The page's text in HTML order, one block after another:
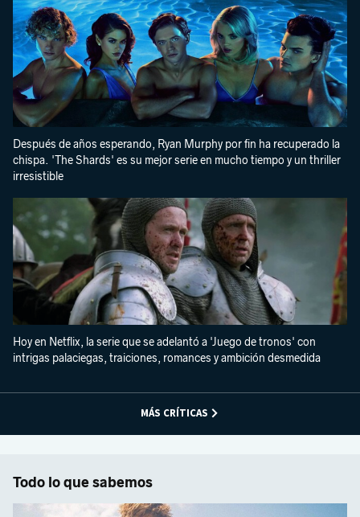
Después de años esperando, Ryan Murphy por fin ha recuperado la
chispa. 'The Shards' es su mejor serie en mucho tiempo y un thriller
irresistible
Hoy en Netflix, la serie que se adelantó a 'Juego de tronos' con
intrigas palaciegas, traiciones, romances y ambición desmedida
MÁS CRÍTICAS
Todo lo que sabemos